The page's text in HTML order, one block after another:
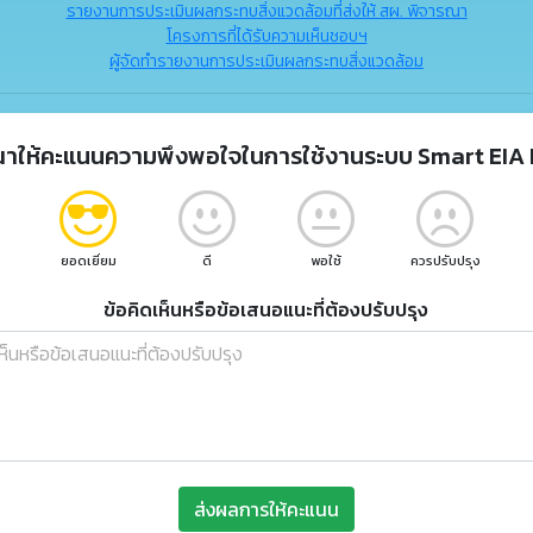
รายงานการประเมินผลกระทบสิ่งแวดล้อมที่ส่งให้ สผ. พิจารณา
โครงการที่ได้รับความเห็นชอบฯ
ผู้จัดทำรายงานการประเมินผลกระทบสิ่งแวดล้อม
ให้คะแนนความพึงพอใจในการใช้งานระบบ Smart EIA
ยอดเยี่ยม ดี พอใช้ ควรปรับปรุง
ข้อคิดเห็นหรือข้อเสนอแนะที่ต้องปรับปรุง
ส่งผลการให้คะแนน